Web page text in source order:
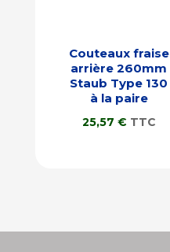
Couteaux fraise
arrière 260mm
Staub Type 130
à la paire
25,57 € TTC